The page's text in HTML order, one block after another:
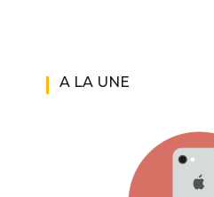
A LA UNE